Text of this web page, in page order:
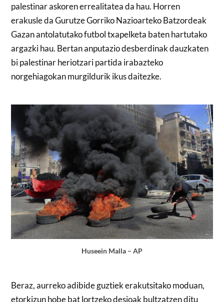
palestinar askoren errealitatea da hau. Horren
erakusle da Gurutze Gorriko Nazioarteko Batzordeak
Gazan antolatutako futbol txapelketa baten hartutako
argazki hau. Bertan anputazio desberdinak dauzkaten
bi palestinar heriotzari partida irabazteko
norgehiagokan murgildurik ikus daitezke.
Huseein Malla – AP
Beraz, aurreko adibide guztiek erakutsitako moduan,
etorkizun hobe bat lortzeko desioak bultzatzen ditu